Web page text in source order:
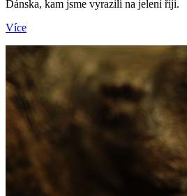
Dánska, kam jsme vyrazili na jelení říji.
Více